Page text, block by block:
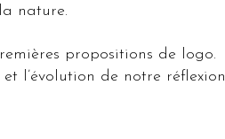
nature.
propositions de logo.
l’évolution de notre réflexion